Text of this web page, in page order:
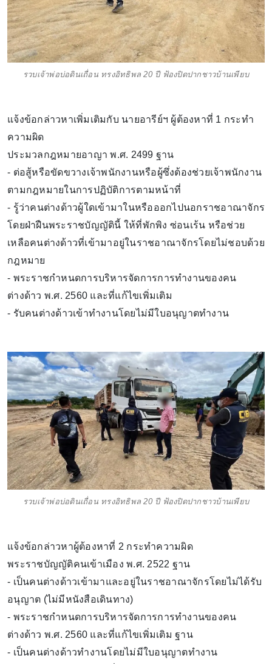
รวบเจ้าพ่อบ่อดินเถื่อน ทรงอิทธิพล 20 ปี ฟ้องปิดปากชาวบ้านเพียบ
แจ้งข้อกล่าวหาเพิ่มเติมกับ นายอารีย์ฯ ผู้ต้องหาที่ 1 กระทำ
ความผิด
ประมวลกฎหมายอาญา พ.ศ. 2499 ฐาน
- ต่อสู้หรือขัดขวางเจ้าพนักงานหรือผู้ซึ่งต้องช่วยเจ้าพนักงาน
ตามกฎหมายในการปฏิบัติการตามหน้าที่
- รู้ว่าคนต่างด้าวผู้ใดเข้ามาในหรือออกไปนอกราชอาณาจักร
โดยฝ่าฝืนพระราชบัญญัตินี้ ให้ที่พักพิง ซ่อนเร้น หรือช่วย
เหลือคนต่างด้าวที่เข้ามาอยู่ในราชอาณาจักรโดยไม่ชอบด้วย
กฎหมาย
- พระราชกำหนดการบริหารจัดการการทำงานของคน
ต่างด้าว พ.ศ. 2560 และที่แก้ไขเพิ่มเติม
- รับคนต่างด้าวเข้าทำงานโดยไม่มีใบอนุญาตทำงาน
รวบเจ้าพ่อบ่อดินเถื่อน ทรงอิทธิพล 20 ปี ฟ้องปิดปากชาวบ้านเพียบ
แจ้งข้อกล่าวหาผู้ต้องหาที่ 2 กระทำความผิด
พระราชบัญญัติคนเข้าเมือง พ.ศ. 2522 ฐาน
- เป็นคนต่างด้าวเข้ามาและอยู่ในราชอาณาจักรโดยไม่ได้รับ
อนุญาต (ไม่มีหนังสือเดินทาง)
- พระราชกำหนดการบริหารจัดการการทำงานของคน
ต่างด้าว พ.ศ. 2560 และที่แก้ไขเพิ่มเติม ฐาน
- เป็นคนต่างด้าวทำงานโดยไม่มีใบอนุญาตทำงาน